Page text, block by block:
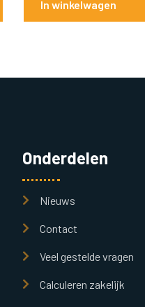
In winkelwagen
Onderdelen
Nieuws
Contact
Veel gestelde vragen
Calculeren zakelijk